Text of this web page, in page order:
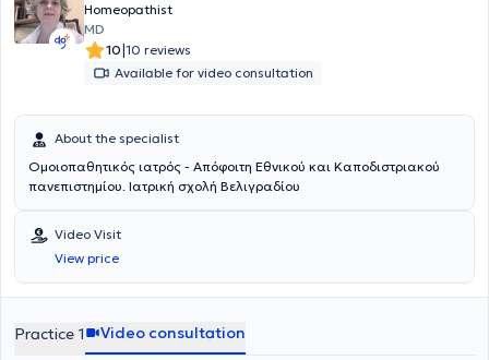
Homeopathist
MD
10|10 reviews
Available for video consultation
About the specialist
Ομοιοπαθητικός ιατρός - Απόφοιτη Εθνικού και Καποδιστριακού
πανεπιστημίου. Ιατρική σχολή Βελιγραδίου
Video Visit
View price
Practice 1 Video consultation